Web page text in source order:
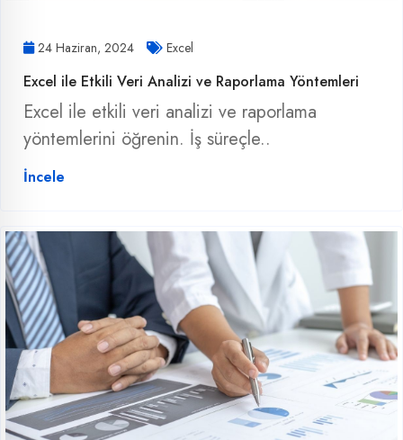
24 Haziran, 2024 Excel
Excel ile Etkili Veri Analizi ve Raporlama Yöntemleri
Excel ile etkili veri analizi ve raporlama
yöntemlerini öğrenin. İş süreçle..
İncele